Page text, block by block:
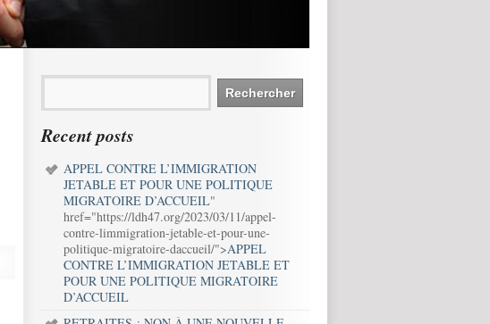
Recent posts
APPEL CONTRE L’IMMIGRATION
JETABLE ET POUR UNE POLITIQUE
MIGRATOIRE D’ACCUEIL"
href="https://ldh47.org/2023/03/11/appel-
contre-limmigration-jetable-et-pour-une-
politique-migratoire-daccueil/">APPEL
CONTRE L’IMMIGRATION JETABLE ET
POUR UNE POLITIQUE MIGRATOIRE
D’ACCUEIL